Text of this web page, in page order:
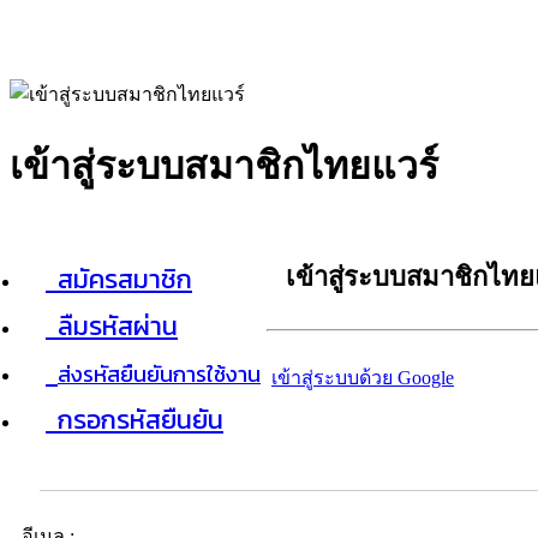
เข้าสู่ระบบสมาชิกไทยแวร์
สมัครสมาชิก
ลืมรหัสผ่าน
ส่งรหัสยืนยันการใช้งาน
กรอกรหัสยืนยัน
เข้าสู่ระบบสมาชิกไท
เข้าสู่ระบบด้วย Google